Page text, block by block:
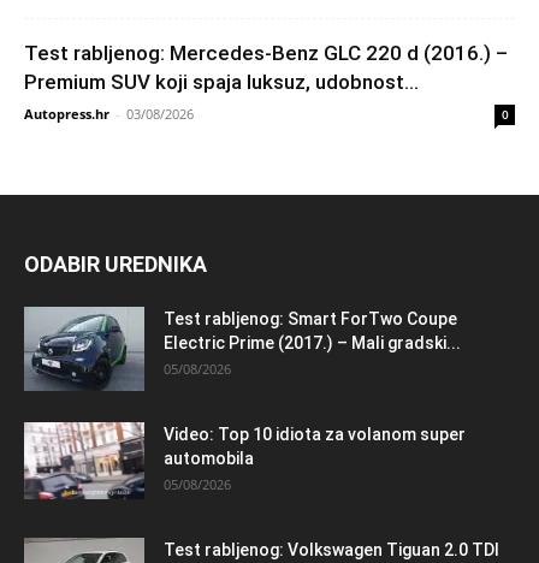
Test rabljenog: Mercedes-Benz GLC 220 d (2016.) –
Premium SUV koji spaja luksuz, udobnost...
Autopress.hr - 03/08/2026 0
ODABIR UREDNIKA
Test rabljenog: Smart ForTwo Coupe
Electric Prime (2017.) – Mali gradski...
05/08/2026
Video: Top 10 idiota za volanom super
automobila
05/08/2026
Test rabljenog: Volkswagen Tiguan 2.0 TDI